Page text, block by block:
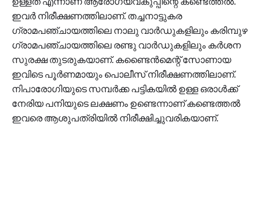
ഇവർ നിരീക്ഷണത്തിലാണ്. തച്ചനാട്ടുകര
ഗ്രാമപഞ്ചായത്തിലെ നാലു വാർഡുകളിലും കരിമ്പുഴ
ഗ്രാമപഞ്ചായത്തിലെ രണ്ടു വാർഡുകളിലും കർശന
സുരക്ഷ തുടരുകയാണ്. കണ്ടൈൻമെന്റ് സോണായ
ഇവിടെ പൂർണമായും പൊലീസ് നിരീക്ഷണത്തിലാണ്.
നിപാരോഗിയുടെ സമ്പർക്ക പട്ടികയിൽ ഉള്ള ഒരാൾക്ക്
നേരിയ പനിയുടെ ലക്ഷണം ഉണ്ടെന്നാണ് കണ്ടെത്തൽ
ഇവരെ ആശുപത്രിയിൽ നിരീക്ഷിച്ചുവരികയാണ്.